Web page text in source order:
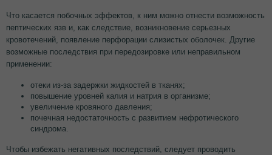
Что касается побочных эффектов, к ним можно отнести возможность
пептических язв и, как следствие, возникновение серьезных
кровотечений, появление перфорации слизистых оболочек. Другие
возможные последствия при передозировке или неправильном
применении:
отеки из-за задержки жидкостей в тканях;
повышение уровней калия и натрия в организме;
увеличение кровяного давления;
почечная недостаточность с развитием нефротического
синдрома.
Чтобы избежать негативных последствий, следует проводить